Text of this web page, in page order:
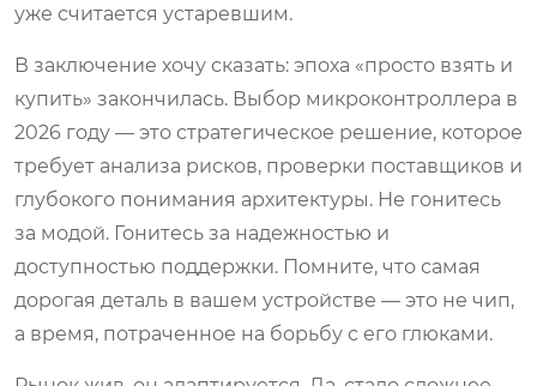
уже считается устаревшим.
В заключение хочу сказать: эпоха «просто взять и
купить» закончилась. Выбор микроконтроллера в
2026 году — это стратегическое решение, которое
требует анализа рисков, проверки поставщиков и
глубокого понимания архитектуры. Не гонитесь
за модой. Гонитесь за надежностью и
доступностью поддержки. Помните, что самая
дорогая деталь в вашем устройстве — это не чип,
а время, потраченное на борьбу с его глюками.